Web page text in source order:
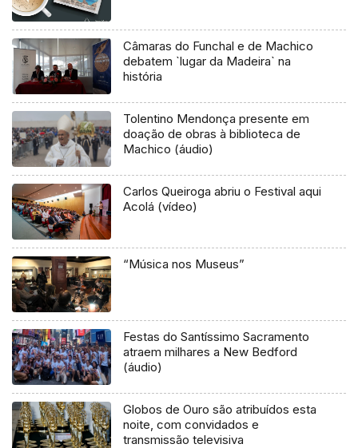
Câmaras do Funchal e de Machico
debatem `lugar da Madeira` na
história
Tolentino Mendonça presente em
doação de obras à biblioteca de
Machico (áudio)
Carlos Queiroga abriu o Festival aqui
Acolá (vídeo)
“Música nos Museus”
Festas do Santíssimo Sacramento
atraem milhares a New Bedford
(áudio)
Globos de Ouro são atribuídos esta
noite, com convidados e
transmissão televisiva